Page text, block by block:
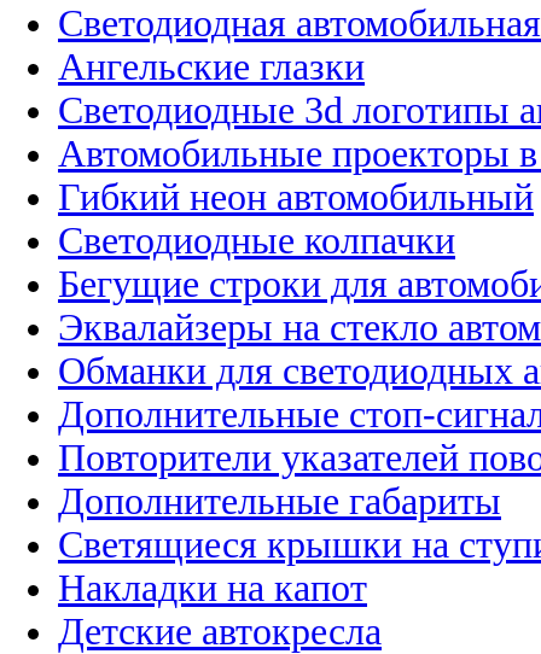
Светодиодная
Ангельские глазки
Светодиодные 3d логотипы
Автомобильные проекторы
Гибкий неон автомобильный
Светодиодные колпачки
Бегущие строки для
Эквалайзеры на стекло
Обманки для светодиодных
Дополнительные стоп-
Повторители указателей
Дополнительные габариты
Светящиеся крышки на
Накладки на капот
Детские автокресла